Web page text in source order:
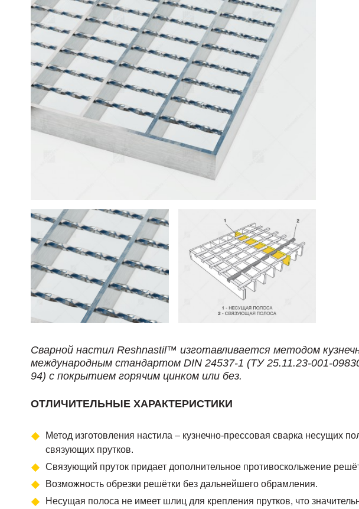
Сварной настил Reshnastil™ изготавливается методом
международным стандартом DIN 24537-1 (ТУ 25.11.23-001-
94) с покрытием горячим цинком или без.
ОТЛИЧИТЕЛЬНЫЕ ХАРАКТЕРИСТИКИ
Метод изготовления настила – кузнечно-прессовая сварка несущих
связующих прутков.
Связующий пруток придает дополнительное противоскольжение
Возможность обрезки решётки без дальнейшего обрамления.
Несущая полоса не имеет шлиц для крепления прутков, что